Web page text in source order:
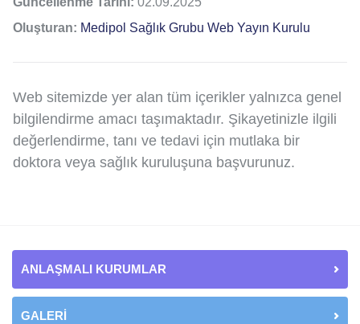
Oluşturan: Medipol Sağlık Grubu Web Yayın Kurulu
Web sitemizde yer alan tüm içerikler yalnızca genel
bilgilendirme amacı taşımaktadır. Şikayetinizle ilgili
değerlendirme, tanı ve tedavi için mutlaka bir
doktora veya sağlık kuruluşuna başvurunuz.
ANLAŞMALI KURUMLAR
GALERİ